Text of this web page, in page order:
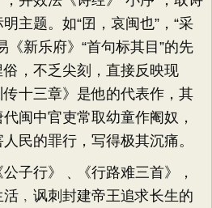
主题。如“囝，哀闽也”，“采
《新乐府》“首句标其目”的先
，不乏尖刻，直接反映现
十三章》是他的代表作，其
闽中官吏常取幼童作阉奴，
民的罪行，写得极其沉痛。
行》﹑《行路难三首》，
﹐讽刺封建帝王追求长生的